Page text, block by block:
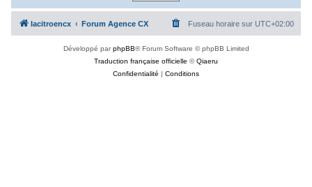
lacitroencx Forum Agence CX Fuseau horaire sur UTC+02:00
Développé parphpBB® Forum Software © phpBB Limited
Traduction française officielle ©Qiaeru
Confidentialité
Conditions